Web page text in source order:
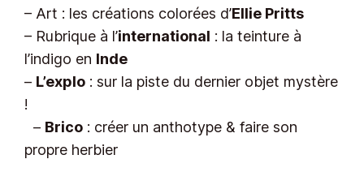
p
– Art : les créations colorées d’Ellie Pritts
– Rubrique à l’international : la teinture à
l’indigo en Inde
– L’explo : sur la piste du dernier objet mystère
!
– Brico : créer un anthotype & faire son
propre herbier